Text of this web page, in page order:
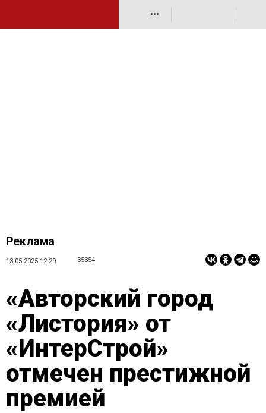
•••
Реклама
13.05.2025 12:29 35354
«Авторский город
«Листория» от
«ИнтерСтрой»
отмечен престижной
премией